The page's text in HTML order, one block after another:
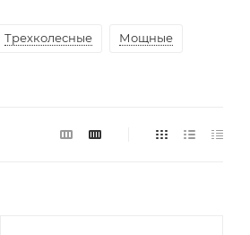
Трехколесные Мощные